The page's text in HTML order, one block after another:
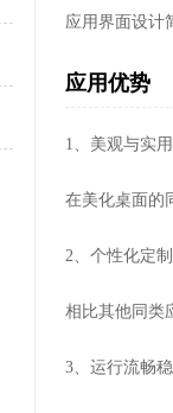
应用界面设计
应用优势
1、美观与实
在美化桌面的
2、个性化定
相比其他同类
3、运行流畅